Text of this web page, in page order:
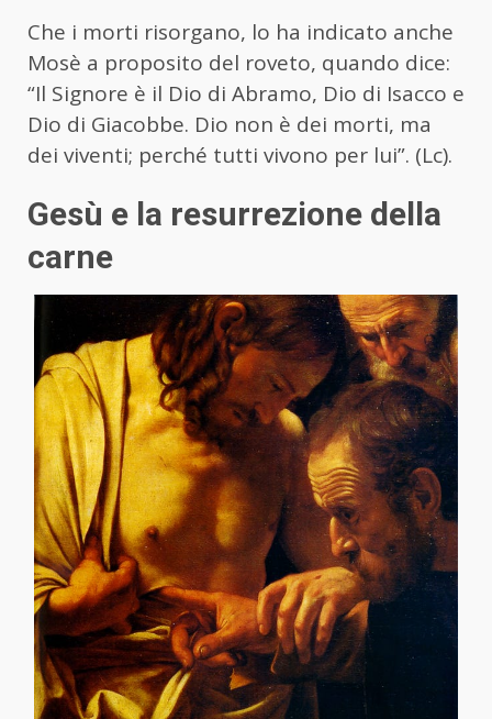
Che i morti risorgano, lo ha indicato anche
Mosè a proposito del roveto, quando dice:
“Il Signore è il Dio di Abramo, Dio di Isacco e
Dio di Giacobbe. Dio non è dei morti, ma
dei viventi; perché tutti vivono per lui”. (Lc).
Gesù e la resurrezione della
carne